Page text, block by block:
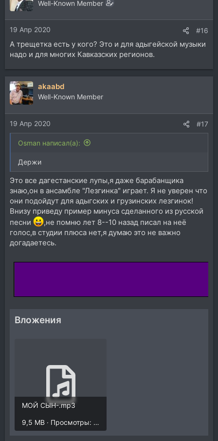
Well-Known Member
19 Апр 2020 #16
А трещетка есть у кого? Это и для адыгейской музыки
надо и для многих Кавказских регионов.
akaabd
Well-Known Member
19 Апр 2020 #17
Osman написал(а):
Держи
Это все дагестанские лупы,я даже барабанщика
знаю,он в ансамбле "Лезгинка" играет. Я не уверен что
они подойдут для адыгских и грузинских лезгинок!
Внизу приведу пример минуса сделанного из русской
песни
,не помню лет 8--10 назад писал на неё
голос,в студии плюса нет,я думаю это не важно
догадаетесь.
Вложения
МОЙ СЫН-.mp3
9,5 MB · Просмотры: 13.102